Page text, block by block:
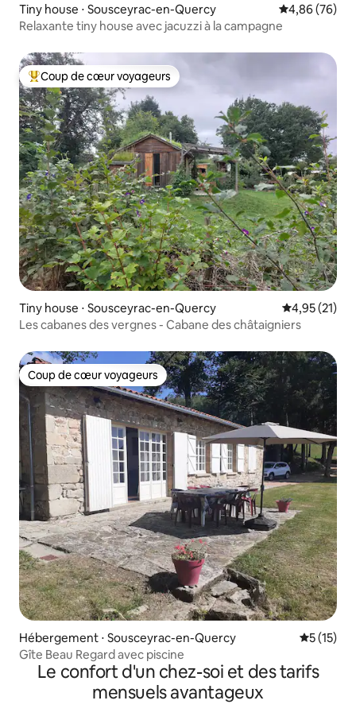
Tiny house ⋅ Sousceyrac-en-Quercy Évaluation
4,86 (76)
Relaxante tiny house avec jacuzzi à la campagne
Coups de cœur voyageurs les plus appréciés
Coup de cœur voyageurs
Tiny house ⋅ Sousceyrac-en-Quercy Évaluation
4,95 (21)
Les cabanes des vergnes - Cabane des châtaigniers
Coup de cœur voyageurs
Coup de cœur voyageurs
Hébergement ⋅ Sousceyrac-en-Quercy
5 (15)
Gîte Beau Regard avec piscine
Le confort d'un chez-soi et des tarifs
mensuels avantageux